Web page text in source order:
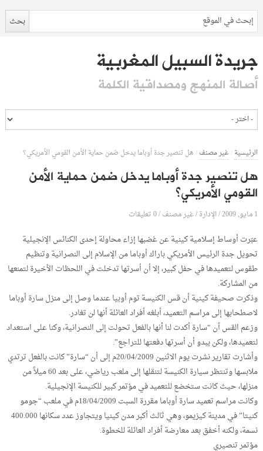
جريدة السبيل المغربية
أصالة المنهج ومصداقية الكلمة
الرئيسية/غير مصنف/هل تنصير جدة أوباما يدخل ضمن حماية الأمن القومي الأمريكي؟
هل تنصير جدة أوباما يدخل ضمن حماية الأمن
القومي الأمريكي؟
1 مايو, 2009 /الإدارة/غير مصنف/0 تعليقات
عبّرت أوساط إسلامية كينية عن غضبها إزاء محاولة إحدى الكنائس الإنجيلية
تحويل جدة الرئيس الأمريكي باراك أوباما من الإسلام إلى النصرانية وتنظيم
طقوس لتعميدها في حفل كبير، إلا أن أسرتها تدخلت في اللحظات الأخيرة لتمنعها
من المشاركة.
وذكرت صحيفة كينية أن قس الكنيسة توم أوبيا عندما وصل إلى منزل سارة أوباما
لاصطحابها إلى مراسم التعميد، أبلغه أفراد العائلة أنها لن تغادر.
وزعم القس أن “سارة أكدت لنا أنها بالفعل تحولت إلى النصرانية، وكنا على استعداد
لتعميدها، ولكن يبدو أن أسرتها دفعتها للتراجع”.
وأشارت تقارير نشرت يوم الاثنين 20/04/2009م إلى أن “سارة” كانت بالفعل ترتدي
ملابسها وتنتظر سيارة الكنيسة لتنقلها إلى ملعب رياضي، على بعد 60 ميلاً من
منزلها، حيث كانت ستخضع للتعميد في مؤتمر كبير للكنيسة الإنجيلية.
وكانت مراسم تعميد سارة أوباما مقررة السبت 18/04/2009م في ملعب “جومو
كنيتا” في مدينة كيزيمو، وهي ثالث أكبر مدن كينيا ويتجاوز عدد سكانها 400.000
نسمة، ولكنه أخفق بعد معارضة أفراد العائلة للخطوة.
مؤتمر تنصيري